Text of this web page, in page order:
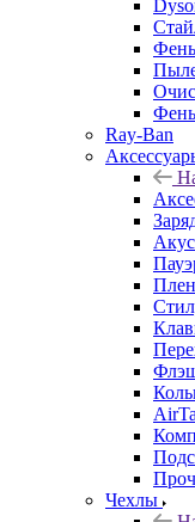
Ray-Ban
Чехлы